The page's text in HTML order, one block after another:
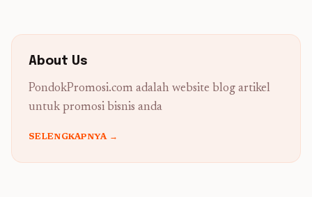
About Us
PondokPromosi.com adalah website blog artikel
untuk promosi bisnis anda
SELENGKAPNYA →